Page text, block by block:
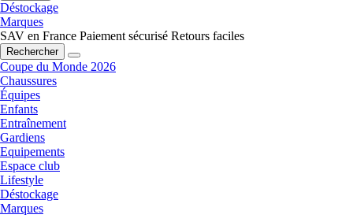
Déstockage
Marques
SAV en France Paiement sécurisé Retours faciles
Rechercher
Coupe du Monde 2026
Chaussures
Équipes
Enfants
Entraînement
Gardiens
Equipements
Espace club
Lifestyle
Déstockage
Marques